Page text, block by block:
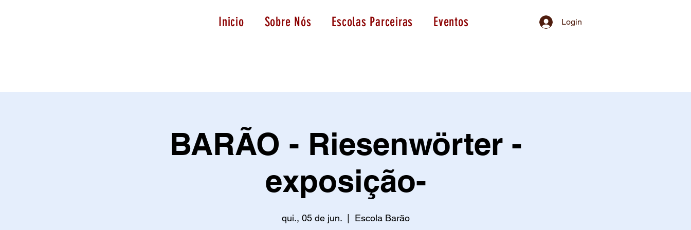
Inicio Sobre Nós Escolas Parceiras Eventos Login
BARÃO - Riesenwörter -
exposição-
qui., 05 de jun.
  |
Escola Barão